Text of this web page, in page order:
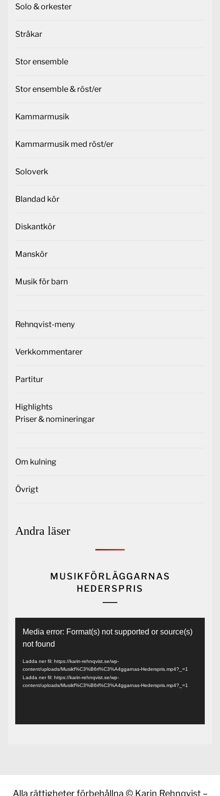
Solo & orkester
Stråkar
Stor ensemble
Stor ensemble & röst/er
Kammarmusik
Kammarmusik med röst/er
Soloverk
Blandad kör
Diskantkör
Manskör
Musik för barn
Rehnqvist-meny
Verkkommentarer
Partitur
Highlights
Priser & nomineringar
Om kulning
Övrigt
Andra läser
MUSIKFÖRLÄGGARNAS
HEDERSPRIS
Media error: Format(s) not supported or source(s)
not found
Ladda ner fil: https://karin-rehnqvist.se/wp-
content/uploads/Musikf%C3%B6rl%C3%A4ggarnas-Hederspris.mp4?_=1
Ladda ner fil: https://karin-rehnqvist.se/wp-
content/uploads/Musikf%C3%B6rl%C3%A4ggarnas-Hederspris.mp4?_=1
Alla rättigheter förbehållna © Karin Rehnqvist –